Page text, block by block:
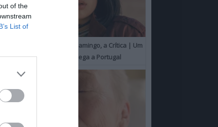
of the
List of
O Misterioso Olhar do Flamingo, a Crítica | Um
Campeão de Cannes chega a Portugal